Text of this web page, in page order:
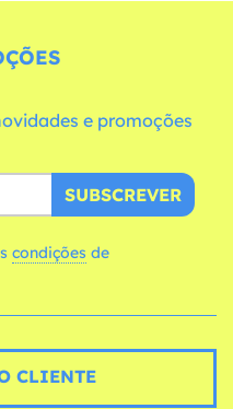
e promoções
SUBSCREVER
condições
CLIENTE